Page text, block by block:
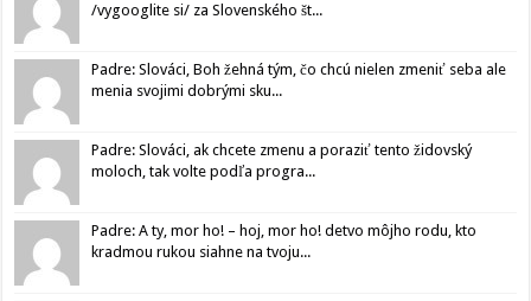
/vygooglite si/ za Slovenského št...
Padre: Slováci, Boh žehná tým, čo chcú nielen zmeniť seba ale
menia svojimi dobrými sku...
Padre: Slováci, ak chcete zmenu a poraziť tento židovský
moloch, tak volte podľa progra...
Padre: A ty, mor ho! – hoj, mor ho! detvo môjho rodu, kto
kradmou rukou siahne na tvoju...